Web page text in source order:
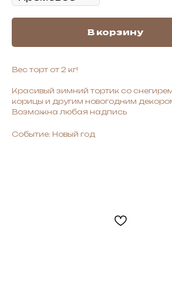
В корзину
Вес торт от 2 кг!
Красивый зимний тортик со
корицы и другим новогодним
Возможна любая надпись
Событие: Новый год